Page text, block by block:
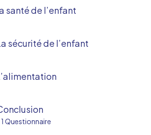
santé de l’enfant
sécurité de l’enfant
1 Questionnaire